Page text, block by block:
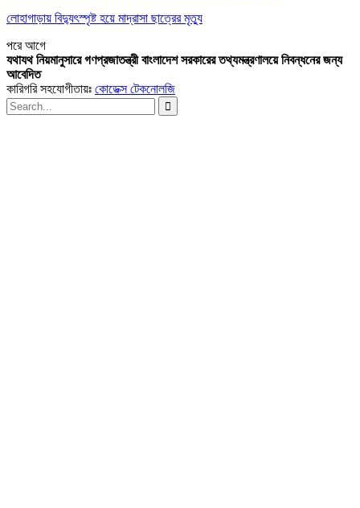
লোহাগাড়ায় বিদ্যুৎস্পৃষ্ট হয়ে মাদ্রাসা ছাত্রের মৃত্যু
পরেআগে
যথাযথ নিয়মানুসারে গণপ্রজাতন্ত্রী বাংলাদেশ সরকারের তথ্যমন্ত্রণালয়ে নিবন্ধনের জন্য
আবেদিত
কারিগরি সহযোগীতায়ঃ কোডেক্স টেকনোলজি